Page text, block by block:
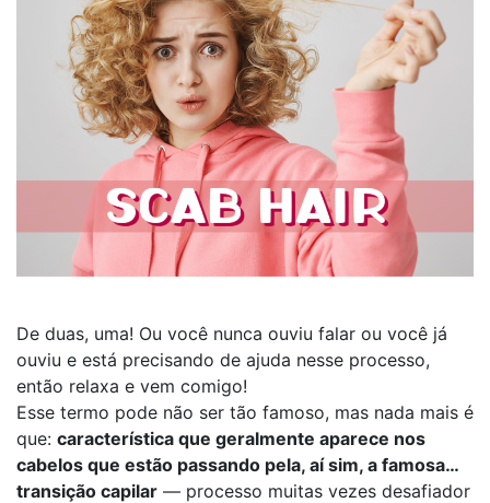
De duas, uma! Ou você nunca ouviu falar ou você já
ouviu e está precisando de ajuda nesse processo,
então relaxa e vem comigo!
Esse termo pode não ser tão famoso, mas nada mais é
que: característica que geralmente aparece nos
cabelos que estão passando pela, aí sim, a famosa…
transição capilar — processo muitas vezes desafiador